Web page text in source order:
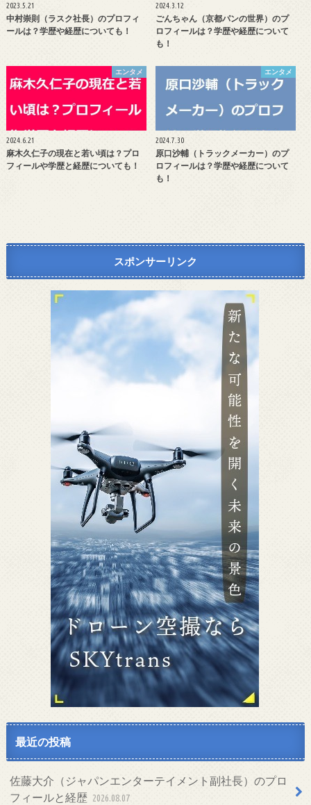
2023.5.21
中村崇則（ラスク社長）のプロフィ
ールは？学歴や経歴についても！
2024.3.12
ごんちゃん（京都パンの世界）のプ
ロフィールは？学歴や経歴について
も！
エンタメ
2024.6.21
麻木久仁子の現在と若い頃は？プロ
フィールや学歴と経歴についても！
エンタメ
2024.7.30
原口沙輔（トラックメーカー）のプ
ロフィールは？学歴や経歴について
も！
スポンサーリンク
最近の投稿
佐藤大介（ジャパンエンターテイメント副社長）のプロ
フィールと経歴 2026.08.07